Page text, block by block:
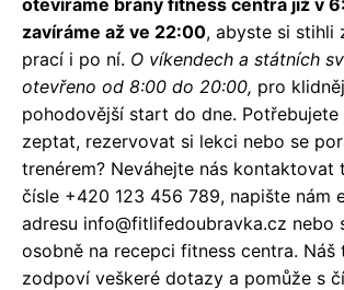
zavíráme až ve 22:00, abyste si stihli
prací i po ní. O víkendech a státních
otevřeno od 8:00 do 20:00, pro
pohodovější start do dne. Potřebujete
zeptat, rezervovat si lekci nebo se
trenérem? Neváhejte nás kontaktovat
čísle +420 123 456 789, napište nám
adresu info@fitlifedoubravka.cz nebo
osobně na recepci fitness centra. Náš
zodpoví veškeré dotazy a pomůže s